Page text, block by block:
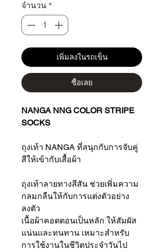
จำนวน *
เพิ่มลงในรถเข็น
ซื้อเลย
NANGA NNG COLOR STRIPE
SOCKS
ถุงเท้า NANGA ที่สนุกกับการจับคู่
สีให้เข้ากับเสื้อผ้า
ถุงเท้าลายทางสีสัน ช่วยเพิ่มความ
กลมกลืนให้กับการแต่งตัวอย่าง
ลงตัว
เนื้อผ้าคอตตอนเป็นหลัก ให้สัมผัส
แน่นและทนทาน เหมาะสำหรับ
การใช้งานในชีวิตประจำวันไป